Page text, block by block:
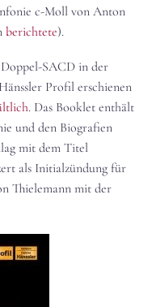
c-Moll von Anton
berichtete).
SACD in der
Profil erschienen
. Das Booklet enthält
und den Biografien
mit dem Titel
als Initialzündung für
Thielemann mit der